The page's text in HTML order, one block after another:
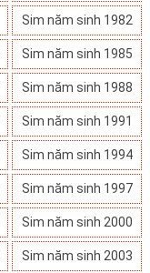
Sim năm sinh 1982
Sim năm sinh 1985
Sim năm sinh 1988
Sim năm sinh 1991
Sim năm sinh 1994
Sim năm sinh 1997
Sim năm sinh 2000
Sim năm sinh 2003